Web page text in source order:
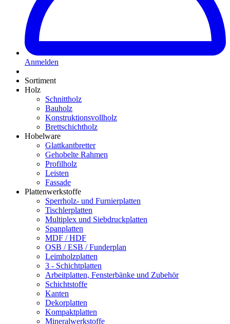
Anmelden
Sortiment
Holz
Schnittholz
Bauholz
Konstruktionsvollholz
Brettschichtholz
Hobelware
Glattkantbretter
Gehobelte Rahmen
Profilholz
Leisten
Fassade
Plattenwerkstoffe
Sperrholz- und Furnierplatten
Tischlerplatten
Multiplex und Siebdruckplatten
Spanplatten
MDF / HDF
OSB / ESB / Funderplan
Leimholzplatten
3 - Schichtplatten
Arbeitplatten, Fensterbänke und Zubehör
Schichtstoffe
Kanten
Dekorplatten
Kompaktplatten
Mineralwerkstoffe